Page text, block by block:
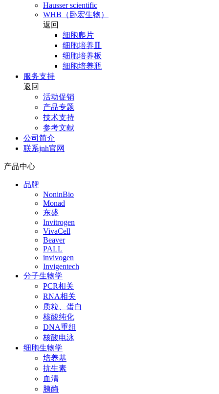
Hausser scientific
WHB（卧宏生物）
返回
细胞爬片
细胞培养皿
细胞培养板
细胞培养瓶
服务支持
返回
活动促销
产品专题
技术支持
参考文献
公司简介
联系jnh官网
产品中心
品牌
NoninBio
Monad
东盛
Invitrogen
VivaCell
Beaver
PALL
invivogen
Invigentech
分子生物学
PCR相关
RNA相关
质粒、蛋白
核酸纯化
DNA重组
核酸电泳
细胞生物学
培养基
抗生素
血清
胰酶